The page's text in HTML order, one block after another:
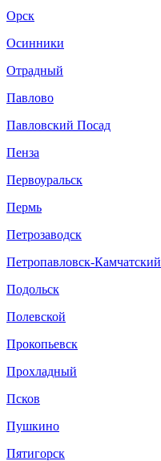
Орск
Осинники
Отрадный
Павлово
Павловский Посад
Пенза
Первоуральск
Пермь
Петрозаводск
Петропавловск-Камчатский
Подольск
Полевской
Прокопьевск
Прохладный
Псков
Пушкино
Пятигорск